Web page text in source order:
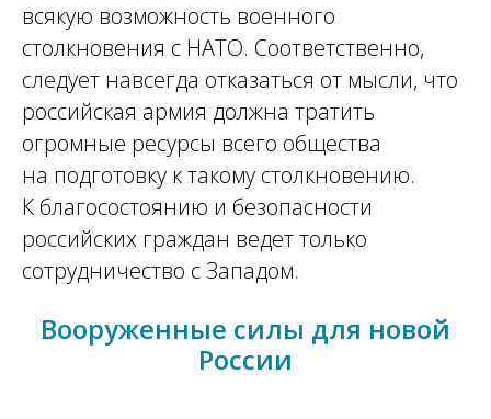
всякую возможность военного
столкновения с НАТО. Соответственно,
следует навсегда отказаться от мысли, что
российская армия должна тратить
огромные ресурсы всего общества
на подготовку к такому столкновению.
К благосостоянию и безопасности
российских граждан ведет только
сотрудничество с Западом.
Вооруженные силы для новой
России